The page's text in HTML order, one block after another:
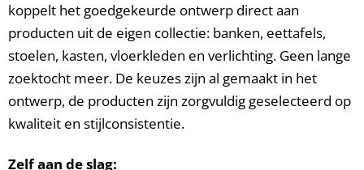
koppelt het goedgekeurde ontwerp direct aan
producten uit de eigen collectie: banken, eettafels,
stoelen, kasten, vloerkleden en verlichting. Geen lange
zoektocht meer. De keuzes zijn al gemaakt in het
ontwerp, de producten zijn zorgvuldig geselecteerd op
kwaliteit en stijlconsistentie.
Zelf aan de slag: